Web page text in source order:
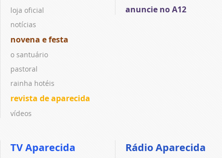
loja oficial
notícias
novena e festa
o santuário
pastoral
rainha hotéis
revista de aparecida
vídeos
anuncie no A12
TV Aparecida Rádio Aparecida